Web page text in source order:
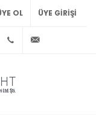
OL ÜYE GIRIŞI
Twitter +90